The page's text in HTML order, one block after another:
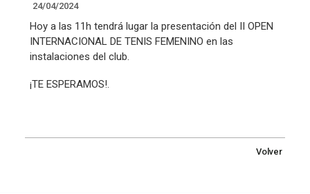
24/04/2024
Hoy a las 11h tendrá lugar la presentación del II OPEN
INTERNACIONAL DE TENIS FEMENINO en las
instalaciones del club.
¡TE ESPERAMOS!.
Volver